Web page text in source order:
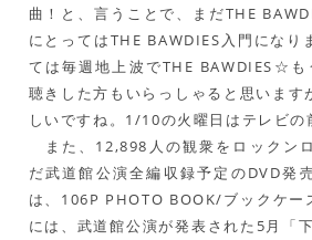
曲！と、言うことで、まだTHE
にとってはTHE BAWDIES入門になり
ては毎週地上波でTHE BAWDIES☆も
聴きした方もいらっしゃると思います
しいですね。1/10の火曜日はテレビの
また、12,898人の観衆をロックン
だ武道館公演全編収録予定のDVD発
は、106P PHOTO BOOK/ブックケー
には、武道館公演が発表された5月「